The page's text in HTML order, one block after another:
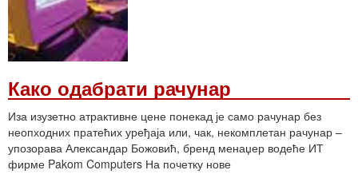
Како одабрати рачунар
Иза изузетно атрактивне цене понекад је само рачунар без
неопходних пратећих уређаја или, чак, некомплетан рачунар –
упозорава Александар Божовић, бренд менаџер водеће ИТ
фирме Pakom Computers На почетку нове